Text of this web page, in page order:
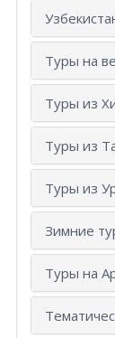
Туры на
Туры из
Туры из
Туры из
Зимние
Туры на